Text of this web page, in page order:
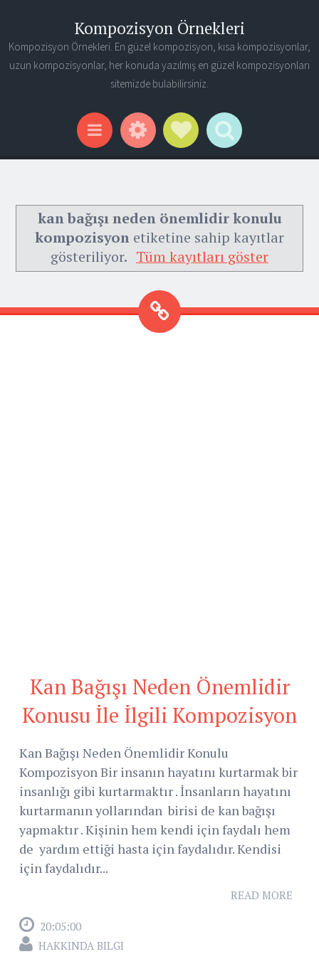
Kompozisyon Örnekleri
Kompozisyon Örnekleri. En güzel kompozisyon, kısa kompozisyonlar,
uzun kompozisyonlar, her konuda yazılmış en güzel kompozisyonları
sitemizde bulabilirsiniz.
Menu WidgetsSocial Links
Search
kan bağışı neden önemlidir konulu
kompozisyon etiketine sahip kayıtlar
gösteriliyor. Tüm kayıtları göster
Kan Bağışı Neden Önemlidir
Konusu İle İlgili Kompozisyon
Kan Bağışı Neden Önemlidir Konulu
Kompozisyon Bir insanın hayatını kurtarmak bir
insanlığı gibi kurtarmaktır . İnsanların hayatını
kurtarmanın yollarından birisi de kan bağışı
yapmaktır . Kişinin hem kendi için faydalı hem
de yardım ettiği hasta için faydalıdır. Kendisi
için faydalıdır...
READ MORE
20:05:00
HAKKINDA BILGI